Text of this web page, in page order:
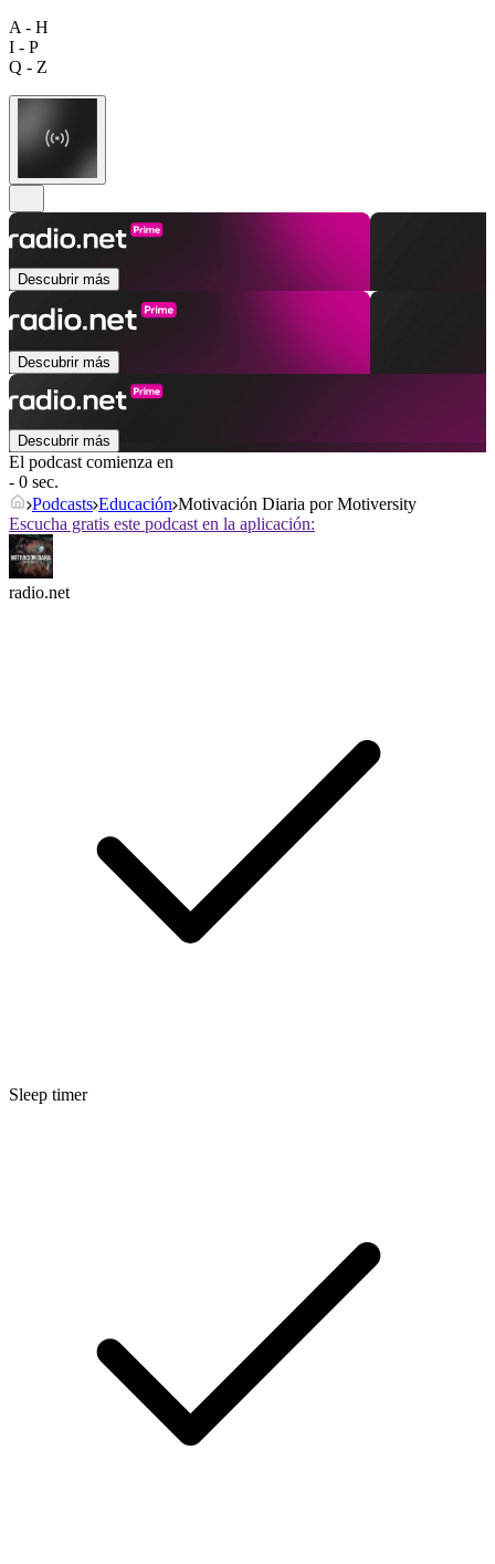
A - H
I - P
Q - Z
Descubrir más
Descubrir más
Descubrir más
El podcast comienza en
- 0 sec.
Podcasts Educación Motivación Diaria por Motiversity
Escucha gratis este podcast en la aplicación:
radio.net
Sleep timer